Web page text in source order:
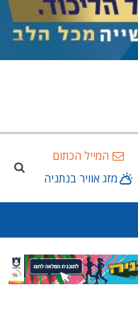
המייל הכתום
מזג אוויר בנתניה